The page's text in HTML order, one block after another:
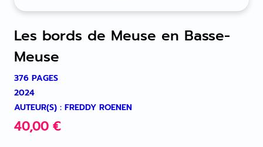
Les bords de Meuse en Basse-
Meuse
376 PAGES
2024
AUTEUR(S) : FREDDY ROENEN
40,00 €